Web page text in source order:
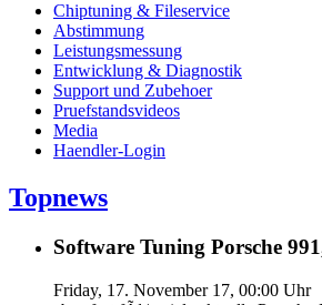
Chiptuning & Fileservice
Abstimmung
Leistungsmessung
Entwicklung & Diagnostik
Support und Zubehoer
Pruefstandsvideos
Media
Haendler-Login
Topnews
Software Tuning Porsche
Friday, 17. November 17, 00:00 Uhr